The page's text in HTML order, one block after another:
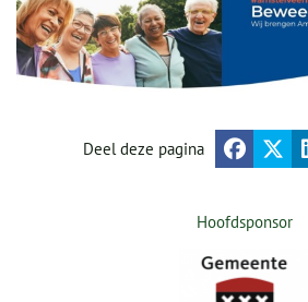
Deel deze pagina
Hoofdsponsor